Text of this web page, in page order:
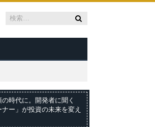
時代に。開発者に聞く
ナー」が投資の未来を変え